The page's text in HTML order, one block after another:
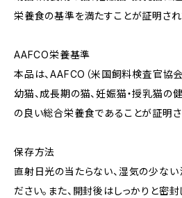
栄養食の基準を満たすことが証明され
AAFCO栄養基準
本品は、AAFCO（米国飼料検査官協会
幼猫、成長期の猫、妊娠猫・授乳猫の
の良い総合栄養食であることが証明さ
保存方法
直射日光の当たらない、湿気の少ない
ださい。また、開封後はしっかりと密